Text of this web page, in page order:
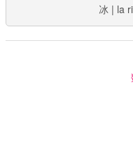
冰 | la